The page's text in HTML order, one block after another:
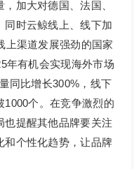
加大对德国、法国、
同时云鲸线上、线下加
上渠道发展强劲的国家
年有机会实现海外市场
同比增长300%，线下
个。在竞争激烈的
也提醒其他品牌要关注
和个性化趋势，让品牌